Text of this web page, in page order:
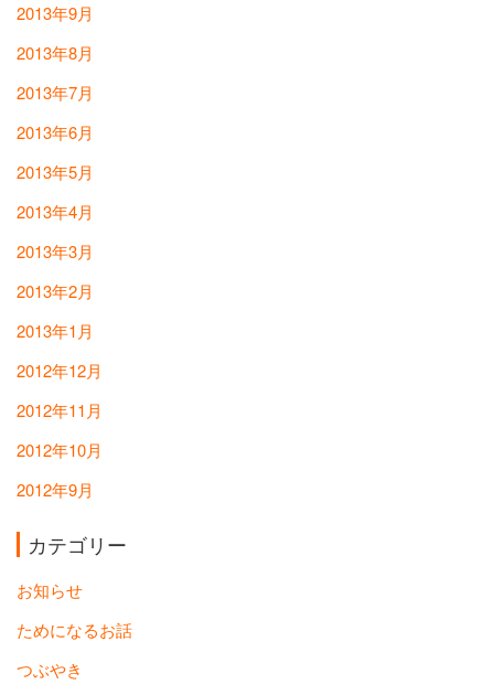
2013年9月
2013年8月
2013年7月
2013年6月
2013年5月
2013年4月
2013年3月
2013年2月
2013年1月
2012年12月
2012年11月
2012年10月
2012年9月
カテゴリー
お知らせ
ためになるお話
つぶやき